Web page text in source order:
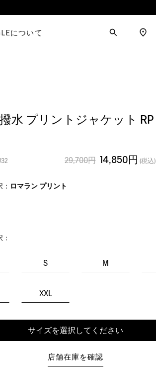
について
水 プリントジャケット RP
29,700円 14,850円 (税込)
ロマラン プリント
S M
XXL
サイズを選択してください
店舗在庫を確認